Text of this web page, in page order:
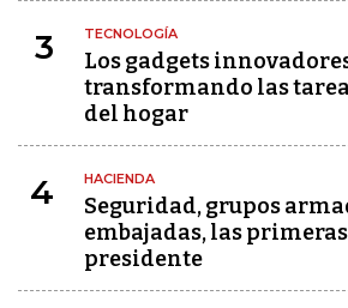
3 TECNOLOGÍA
Los gadgets
transformando las
del hogar
4 HACIENDA
Seguridad, grupos
embajadas, las
presidente